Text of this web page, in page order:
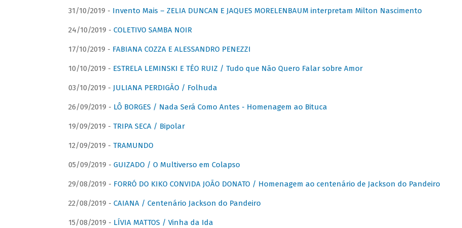
31/10/2019 - Invento Mais – ZELIA DUNCAN E JAQUES MORELENBAUM interpretam Milton Nascimento
24/10/2019 - COLETIVO SAMBA NOIR
17/10/2019 - FABIANA COZZA E ALESSANDRO PENEZZI
10/10/2019 - ESTRELA LEMINSKI E TÉO RUIZ / Tudo que Não Quero Falar sobre Amor
03/10/2019 - JULIANA PERDIGÃO / Folhuda
26/09/2019 - LÔ BORGES / Nada Será Como Antes - Homenagem ao Bituca
19/09/2019 - TRIPA SECA / Bipolar
12/09/2019 - TRAMUNDO
05/09/2019 - GUIZADO / O Multiverso em Colapso
29/08/2019 - FORRÓ DO KIKO CONVIDA JOÃO DONATO / Homenagem ao centenário de Jackson do Pandeiro
22/08/2019 - CAIANA / Centenário Jackson do Pandeiro
15/08/2019 - LÍVIA MATTOS / Vinha da Ida